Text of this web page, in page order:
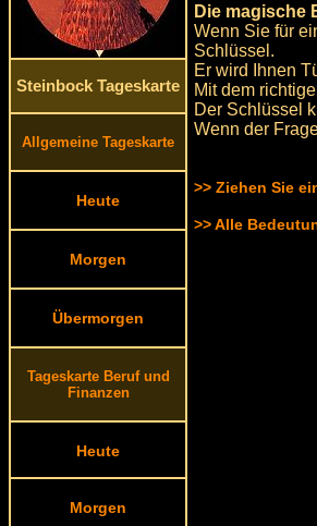
Steinbock Tageskarte
Allgemeine Tageskarte
Heute
Morgen
Übermorgen
Tageskarte Beruf und
Finanzen
Heute
Morgen
Die magische
Wenn Sie für
Schlüssel.
Er wird Ihnen
Mit dem
Der Schlüssel
Wenn der
>> Ziehen Sie
>> Alle